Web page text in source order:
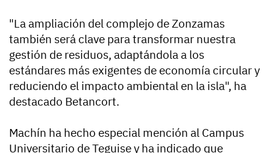
"La ampliación del complejo de Zonzamas
también será clave para transformar nuestra
gestión de residuos, adaptándola a los
estándares más exigentes de economía circular y
reduciendo el impacto ambiental en la isla", ha
destacado Betancort.
Machín ha hecho especial mención al Campus
Universitario de Teguise y ha indicado que